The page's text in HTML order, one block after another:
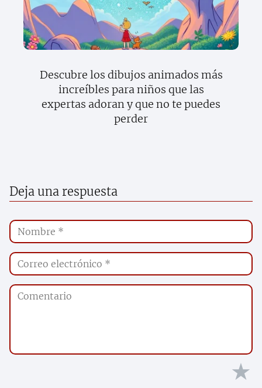
Descubre los dibujos animados más
increíbles para niños que las
expertas adoran y que no te puedes
perder
Deja una respuesta
★